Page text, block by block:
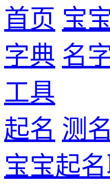
首页 宝
字典 名
工具
起名 测名
宝宝起